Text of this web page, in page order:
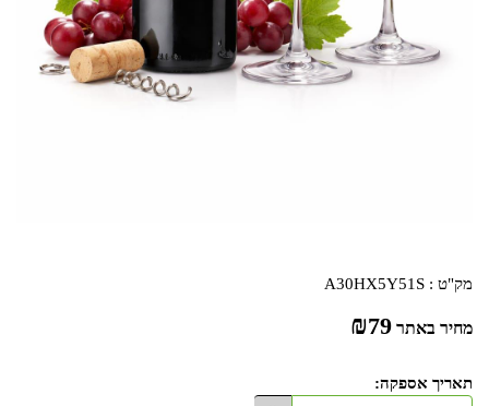
מק"ט : A30HX5Y51S
מחיר באתר ₪79
תאריך אספקה: